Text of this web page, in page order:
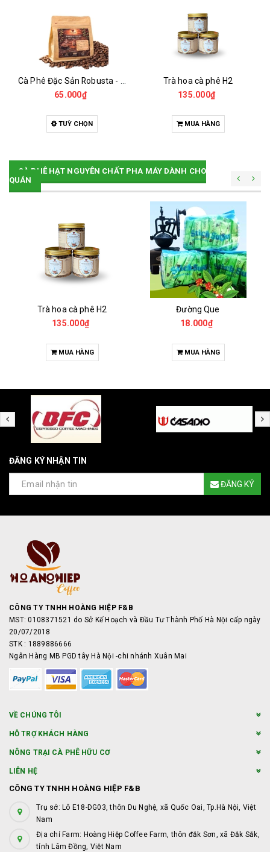
Cà Phê Đặc Sản Robusta - Fine Robusta Anaerobic
65.000₫
TUỲ CHỌN
Trà hoa cà phê H2
135.000₫
MUA HÀNG
CÀ PHÊ HẠT NGUYÊN CHẤT PHA MÁY DÀNH CHO
QUÁN
Trà hoa cà phê H2
135.000₫
MUA HÀNG
Đường Que
18.000₫
MUA HÀNG
ĐĂNG KÝ NHẬN TIN
ĐĂNG KÝ
CÔNG TY TNHH HOÀNG HIỆP F&B
MST: 0108371521 do Sở Kế Hoạch và Đầu Tư Thành Phố Hà Nội cấp ngày
20/07/2018
STK : 1889886666
Ngân Hàng MB PGD tây Hà Nội -chi nhánh Xuân Mai
VỀ CHÚNG TÔI
HỖ TRỢ KHÁCH HÀNG
NÔNG TRẠI CÀ PHÊ HỮU CƠ
LIÊN HỆ
CÔNG TY TNHH HOÀNG HIỆP F&B
Trụ sở: Lô E18-DG03, thôn Du Nghệ, xã Quốc Oai, Tp.Hà Nội, Việt
Nam
Địa chỉ Farm: Hoàng Hiệp Coffee Farm, thôn đắk Sơn, xã Đắk Sắk,
tỉnh Lâm Đồng, Việt Nam